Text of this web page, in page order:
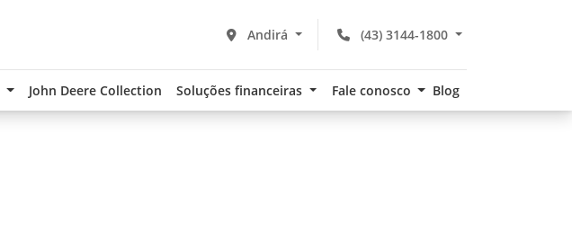
(43) 3144-1800
Andirá
John Deere Collection Soluções financeiras Fale conosco Blog